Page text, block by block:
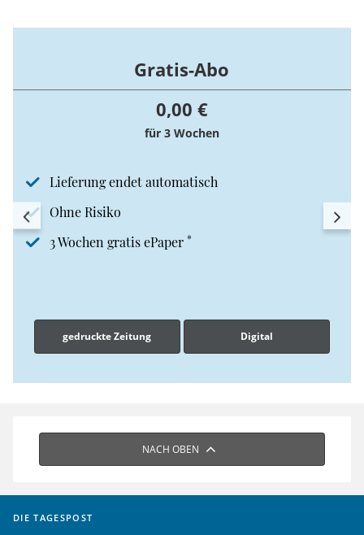
Gratis-Abo
0,00 €
für 3 Wochen
Lieferung endet automatisch
Ohne Risiko
3 Wochen gratis ePaper *
gedruckte Zeitung Digital
NACH OBEN
DIE TAGESPOST